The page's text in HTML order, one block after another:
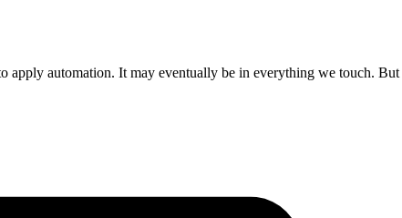
apply automation. It may eventually be in everything we touch.